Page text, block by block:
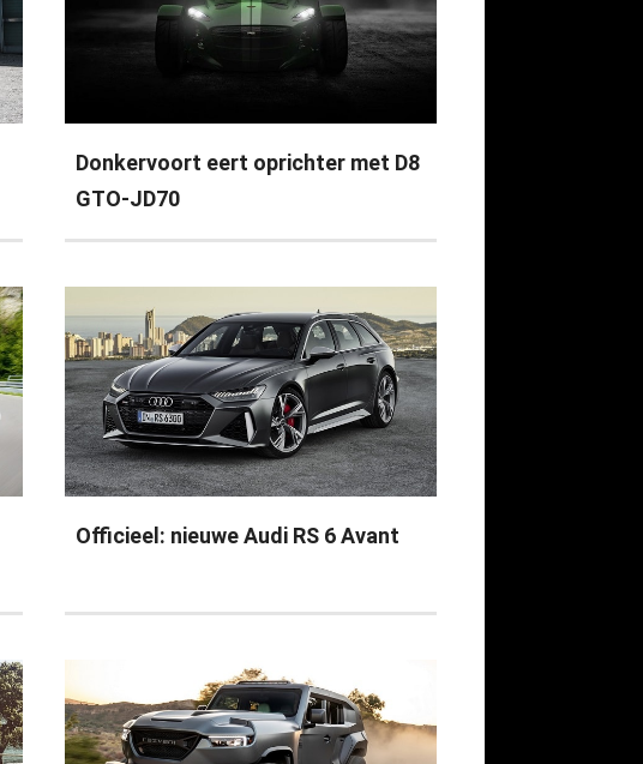
Donkervoort eert oprichter met D8
GTO-JD70
Officieel: nieuwe Audi RS 6 Avant